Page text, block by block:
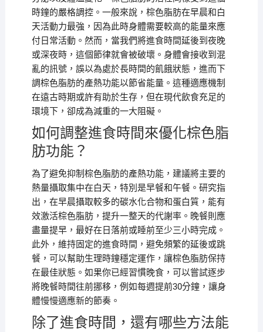
時鐘的嚴格調控。一般來說，棕色脂肪在早晨和白
天活動力最強，因為此時身體需要較高的能量來應
付日常活動。然而，當我們將進食時間延後到夜晚
或深夜時，這個節律就會被破壞。身體會接收到混
亂的訊號，誤以為處於長時間的飢餓狀態，進而下
調棕色脂肪的產熱功能以節省能量。這種適應機制
在遠古時期或許有助於生存，但在現代飲食充足的
環境下，卻成為減重的一大阻礙。
如何調整進食時間來優化棕色脂
肪功能？
為了避免抑制棕色脂肪的產熱功能，建議將主要的
熱量攝取集中在白天，特別是早餐和午餐。研究指
出，在早晨攝取較多的碳水化合物和蛋白質，能有
效激活棕色脂肪，提升一整天的代謝率。晚餐則應
盡量提早，最好在日落前或睡前至少三小時完成。
此外，維持固定的進食時間，避免頻繁的延後或跳
餐，可以幫助生理時鐘穩定運作，讓棕色脂肪保持
在最佳狀態。如果你已經習慣晚食，可以嘗試逐步
將晚餐時間往前挪移，例如每週提前30分鐘，讓身
體慢慢適應新的節奏。
除了進食時間，還有哪些方法能